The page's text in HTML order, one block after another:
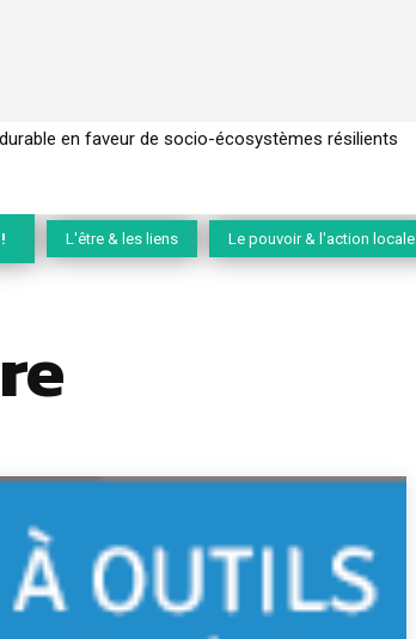
modèle économique régénératif du vivant …
L'être & les liens Le pouvoir & l'action locale